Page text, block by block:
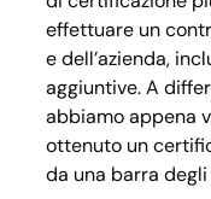
effettuare un
e dell’azienda,
aggiuntive. A
abbiamo appena
ottenuto un
da una barra